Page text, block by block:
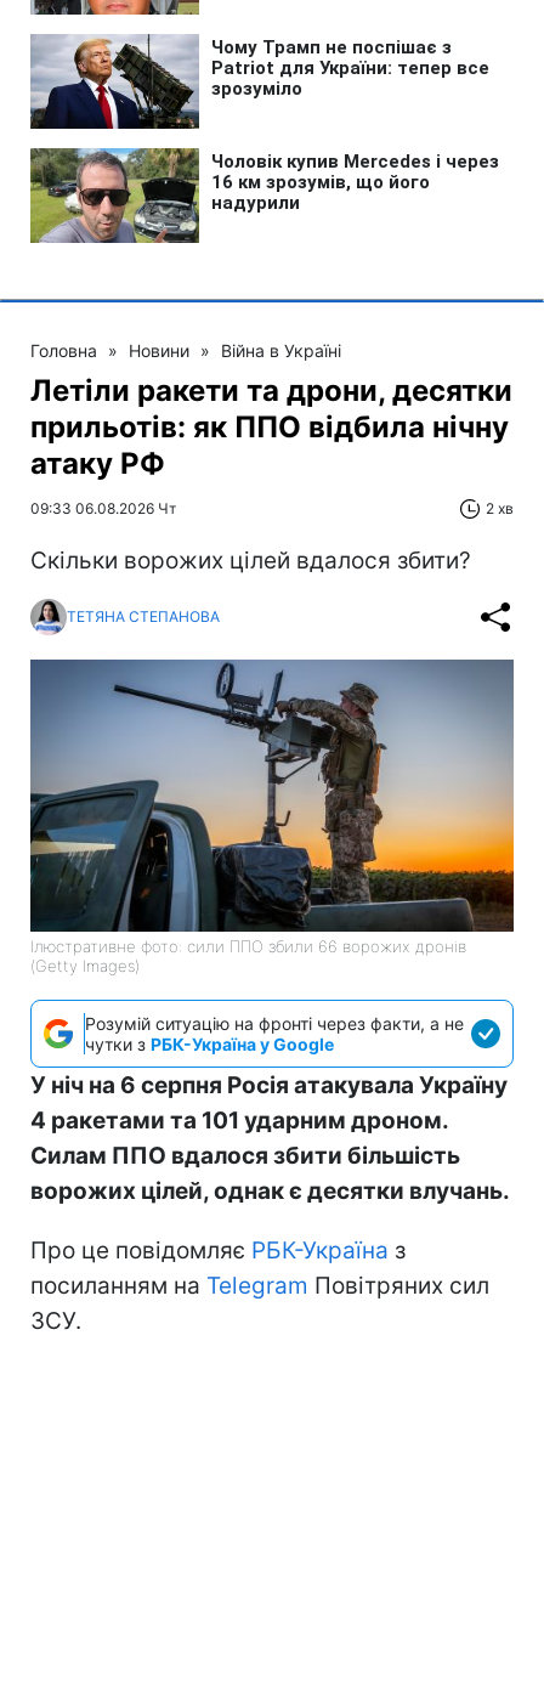
Головна » Новини » Війна в Україні
Летіли ракети та дрони, десятки
прильотів: як ППО відбила нічну
атаку РФ
09:33 06.08.2026 Чт 2 хв
Скільки ворожих цілей вдалося збити?
ТЕТЯНА СТЕПАНОВА
Ілюстративне фото: сили ППО збили 66 ворожих дронів
(Getty Images)
Розумій ситуацію на фронті через факти, а не
чутки з РБК-Україна у Google
У ніч на 6 серпня Росія атакувала Україну
4 ракетами та 101 ударним дроном.
Силам ППО вдалося збити більшість
ворожих цілей, однак є десятки влучань.
Про це повідомляє РБК-Україна з
посиланням на Telegram Повітряних сил
ЗСУ.